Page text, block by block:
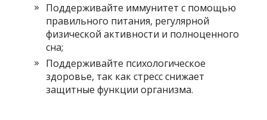
Поддерживайте иммунитет с помощью
правильного питания, регулярной
физической активности и полноценного
сна;
Поддерживайте психологическое
здоровье, так как стресс снижает
защитные функции организма.